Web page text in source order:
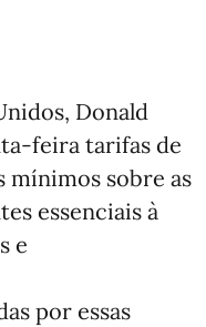
Donald
feira tarifas de
mínimos sobre as
essenciais à
e
por essas